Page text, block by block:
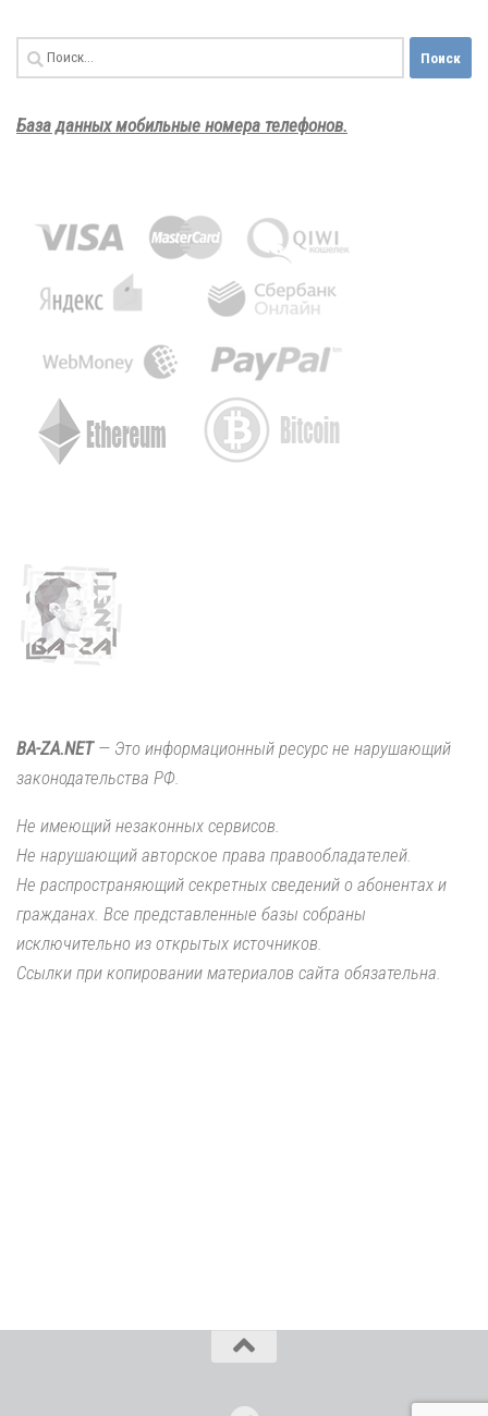
Найти:
База данных мобильные номера телефонов.
BA-ZA.NET— Это информационный ресурс не нарушающий
законодательства РФ.
Не имеющий незаконных сервисов.
Не нарушающий авторское права правообладателей.
Не распространяющий секретных сведений о абонентах и
гражданах. Все представленные базы собраны
исключительно из открытых источников.
Ссылки при копировании материалов сайта обязательна.